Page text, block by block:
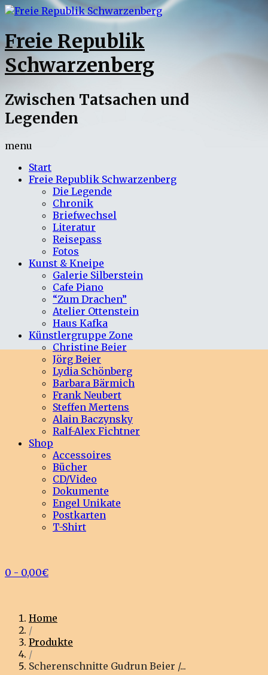
Freie Republik
Schwarzenberg
Zwischen Tatsachen und
Legenden
menu
Start
Freie Republik Schwarzenberg
Die Legende
Chronik
Briefwechsel
Literatur
Reisepass
Fotos
Kunst & Kneipe
Galerie Silberstein
Cafe Piano
“Zum Drachen”
Atelier Ottenstein
Haus Kafka
Künstlergruppe Zone
Christine Beier
Jörg Beier
Lydia Schönberg
Barbara Bärmich
Frank Neubert
Steffen Mertens
Alain Baczynsky
Ralf-Alex Fichtner
Shop
Accessoires
Bücher
CD/Video
Dokumente
Engel Unikate
Postkarten
T-Shirt
0 - 0,00€
Home
/
Produkte
/
Scherenschnitte Gudrun Beier /...